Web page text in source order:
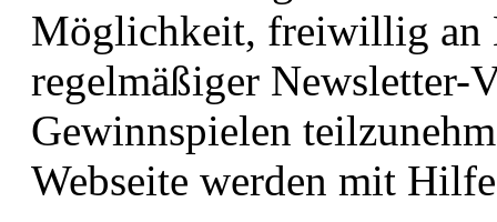
Möglichkeit, freiwillig an
regelmäßiger Newsletter-
Gewinnspielen
Webseite werden mit